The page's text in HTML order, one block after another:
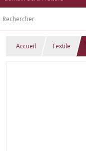
Accueil Textile